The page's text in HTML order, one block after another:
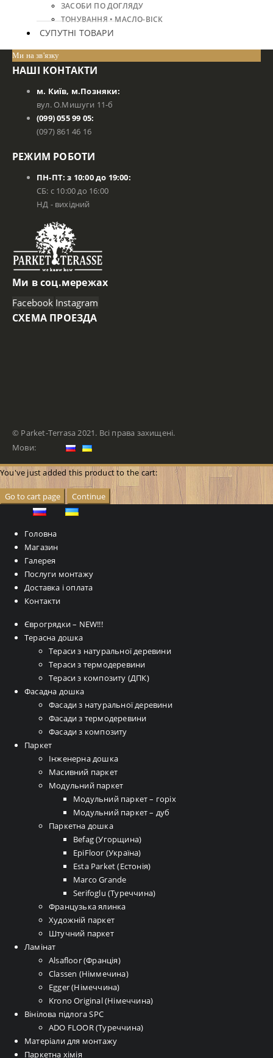
ЗАСОБИ ПО ДОГЛЯДУ
ТОНУВАННЯ • МАСЛО-ВІСК
СУПУТНІ ТОВАРИ
Ми на зв'язку
НАШІ КОНТАКТИ
м. Київ, м.Позняки:
вул. О.Мишуги 11-б
(099) 055 99 05:
(097) 861 46 16
РЕЖИМ РОБОТИ
ПН-ПТ: з 10:00 до 19:00:
СБ: с 10:00 до 16:00
НД - вихідний
Ми в соц.мережах
Facebook Instagram
СХЕМА ПРОЕЗДА
© Parket-Terrasa 2021. Всі права захищені.
Мови:
You've just added this product to the cart:
Go to cart page Continue
Головна
Магазин
Галерея
Послуги монтажу
Доставка і оплата
Контакти
Єврогрядки – NEW!!!
Терасна дошка
Тераси з натуральної деревини
Тераси з термодеревини
Тераси з композиту (ДПК)
Фасадна дошка
Фасади з натуральної деревини
Фасади з термодеревини
Фасади з композиту
Паркет
Інженерна дошка
Масивний паркет
Модульний паркет
Модульний паркет – горіх
Модульний паркет – дуб
Паркетна дошка
Befag (Угорщина)
EpiFloor (Україна)
Esta Parket (Естонія)
Marco Grande
Serifoglu (Туреччина)
Французька ялинка
Художній паркет
Штучний паркет
Ламінат
Alsafloor (Франція)
Classen (Німмечина)
Egger (Німеччина)
Krono Original (Німеччина)
Вінілова підлога SPC
ADO FLOOR (Туреччина)
Матеріали для монтажу
Паркетна хімія